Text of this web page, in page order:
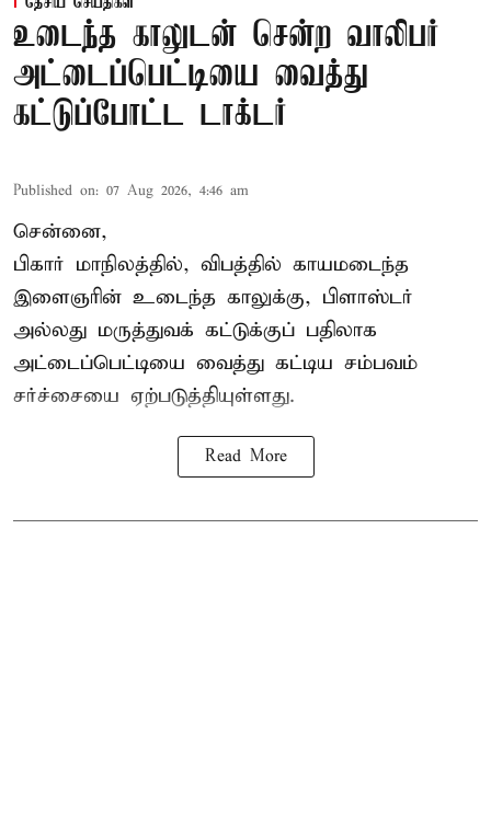
உடைந்த காலுடன் சென்ற வாலிபர்
அட்டைப்பெட்டியை வைத்து
கட்டுப்போட்ட டாக்டர்
Published on: 07 Aug 2026, 4:46 am
சென்னை,
பிகார் மாநிலத்தில், விபத்தில் காயமடைந்த
இளைஞரின் உடைந்த காலுக்கு, பிளாஸ்டர்
அல்லது மருத்துவக் கட்டுக்குப் பதிலாக
அட்டைப்பெட்டியை வைத்து கட்டிய சம்பவம்
சர்ச்சையை ஏற்படுத்தியுள்ளது.
Read More